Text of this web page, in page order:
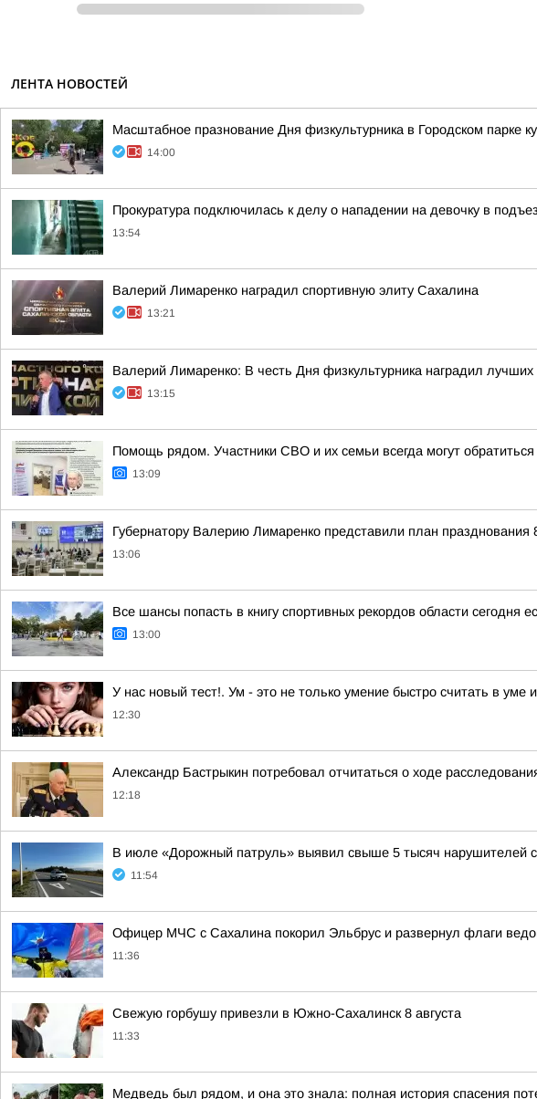
ЛЕНТА НОВОСТЕЙ
Масштабное празнование Дня физкультурника в Городском парке
14:00
Прокуратура подключилась к делу о нападении на девочку в
13:54
Валерий Лимаренко наградил спортивную элиту Сахалина
13:21
Валерий Лимаренко: В честь Дня физкультурника наградил
13:15
Помощь рядом. Участники СВО и их семьи всегда могут
13:09
Губернатору Валерию Лимаренко представили план празднования
13:06
Все шансы попасть в книгу спортивных рекордов области сегодня
13:00
У нас новый тест!. Ум - это не только умение быстро считать в уме
12:30
Александр Бастрыкин потребовал отчитаться о ходе
12:18
В июле «Дорожный патруль» выявил свыше 5 тысяч нарушителей
11:54
Офицер МЧС с Сахалина покорил Эльбрус и развернул флаги
11:36
Свежую горбушу привезли в Южно-Сахалинск 8 августа
11:33
Медведь был рядом, и она это знала: полная история спасения